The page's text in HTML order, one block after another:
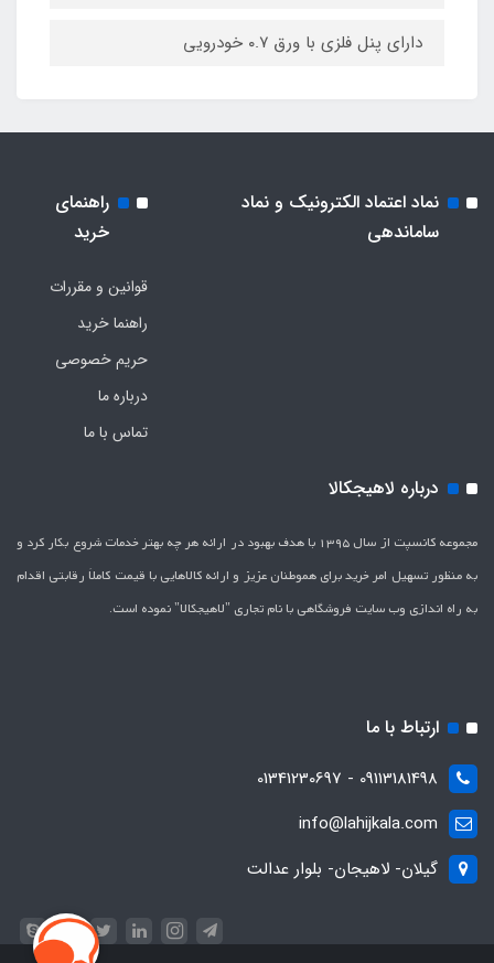
دارای پنل فلزی با ورق ۰.۷ خودرویی
نماد اعتماد الکترونیک و نماد
ساماندهی
راهنمای
خرید
قوانین و مقررات
راهنما خرید
حریم خصوصی
درباره ما
تماس با ما
درباره لاهیجکالا
مجموعه کانسپت از سال 1395 با هدف بهبود در ارائه هر چه بهتر خدمات شروع بکار کرد و
به منظور تسهیل امر خرید برای هموطنان عزیز و ارائه کالاهایی با قیمت کاملاَ رقابتی اقدام
به راه اندازی وب سایت فروشگاهی با نام تجاری "لاهیج­کالا" نموده است.
ارتباط با ما
09113181498 - 01341230697
info@lahijkala.com
گیلان- لاهیجان- بلوار عدالت